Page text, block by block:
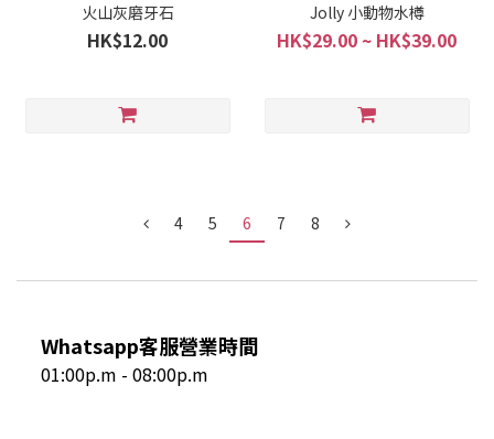
火山灰磨牙石
HK$12.00
Jolly 小動物水樽
HK$29.00 ~ HK$39.00
4 5 6 7 8
Whatsapp客服營業時間
01:00p.m - 08:00p.m